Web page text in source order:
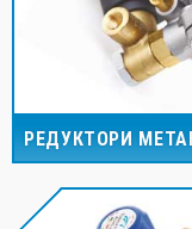
РЕДУКТОРИ